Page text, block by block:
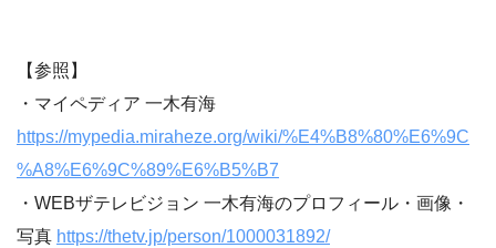
【参照】
・マイペディア 一木有海
https://mypedia.miraheze.org/wiki/%E4%B8%80%E6%9C
%A8%E6%9C%89%E6%B5%B7
・WEBザテレビジョン 一木有海のプロフィール・画像・
写真 https://thetv.jp/person/1000031892/